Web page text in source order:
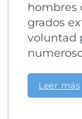
hombres
grados
voluntad
Leer más